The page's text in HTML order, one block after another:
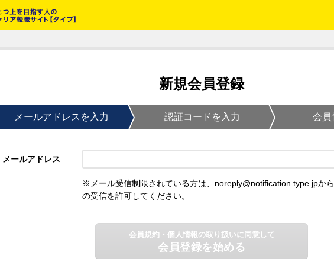
新規会員登録
メールアドレスを入力 認証コードを入力 会員
メールアドレス
※メール受信制限されている方は、noreply@notification.type.jpから
の受信を許可してください。
会員規約・個人情報の取り扱いに同意して
会員登録を始める